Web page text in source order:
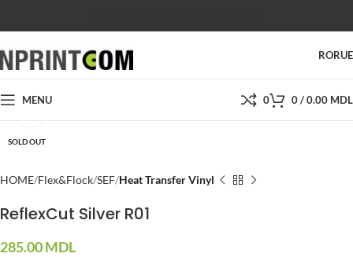
RORU
MENU 0 0/0.00 MDL
SOLD OUT
HOME Flex&Flock SEF Heat Transfer Vinyl
ReflexCut Silver R01
285.00MDL